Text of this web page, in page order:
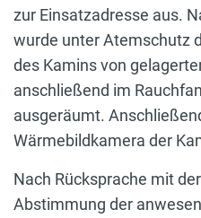
zur Einsatzadresse aus.
wurde unter Atemschutz
des Kamins von
anschließend im
ausgeräumt.
Wärmebildkamera der
Nach Rücksprache mit
Abstimmung der